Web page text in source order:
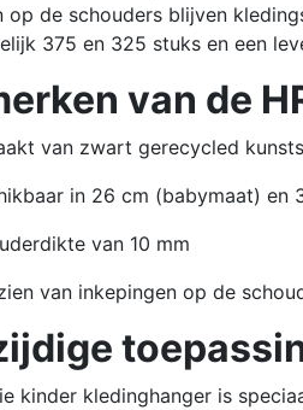
op de schouders blijven
375 en 325 stuks en een
van de
van zwart gerecycled
in 26 cm (babymaat) en
van 10 mm
van inkepingen op de
kinder kledinghanger is